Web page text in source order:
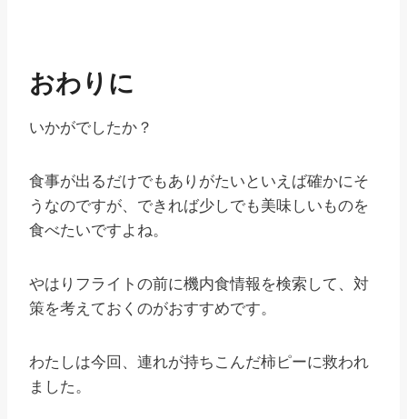
おわりに
いかがでしたか？
食事が出るだけでもありがたいといえば確かにそ
うなのですが、できれば少しでも美味しいものを
食べたいですよね。
やはりフライトの前に機内食情報を検索して、対
策を考えておくのがおすすめです。
わたしは今回、連れが持ちこんだ柿ピーに救われ
ました。